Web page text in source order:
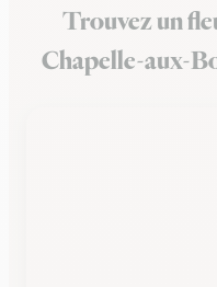
Trouvez un
Chapelle-aux-